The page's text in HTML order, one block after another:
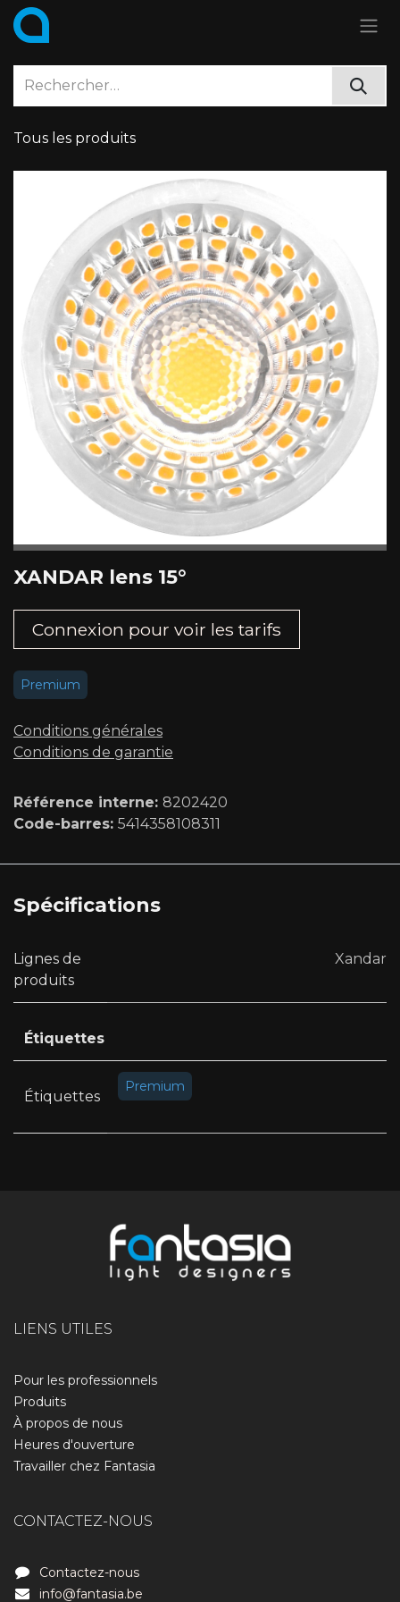
Se rendre au contenu
Tous les produits
XANDAR lens 15°
Connexion pour voir les tarifs​
Premium
Conditions générales
Conditions de garantie
Référence interne: 8202420
Code-barres: 5414358108311
Spécifications
Lignes de
produits
Xandar
Étiquettes
Étiquettes
Premium
LIENS UTILES
Pour les professionnels
Produits
À propos de nous​
Heures d'ouverture
Travailler chez Fantasia
CONTACTEZ-NOUS
Contactez-nous
info@fantasia.be